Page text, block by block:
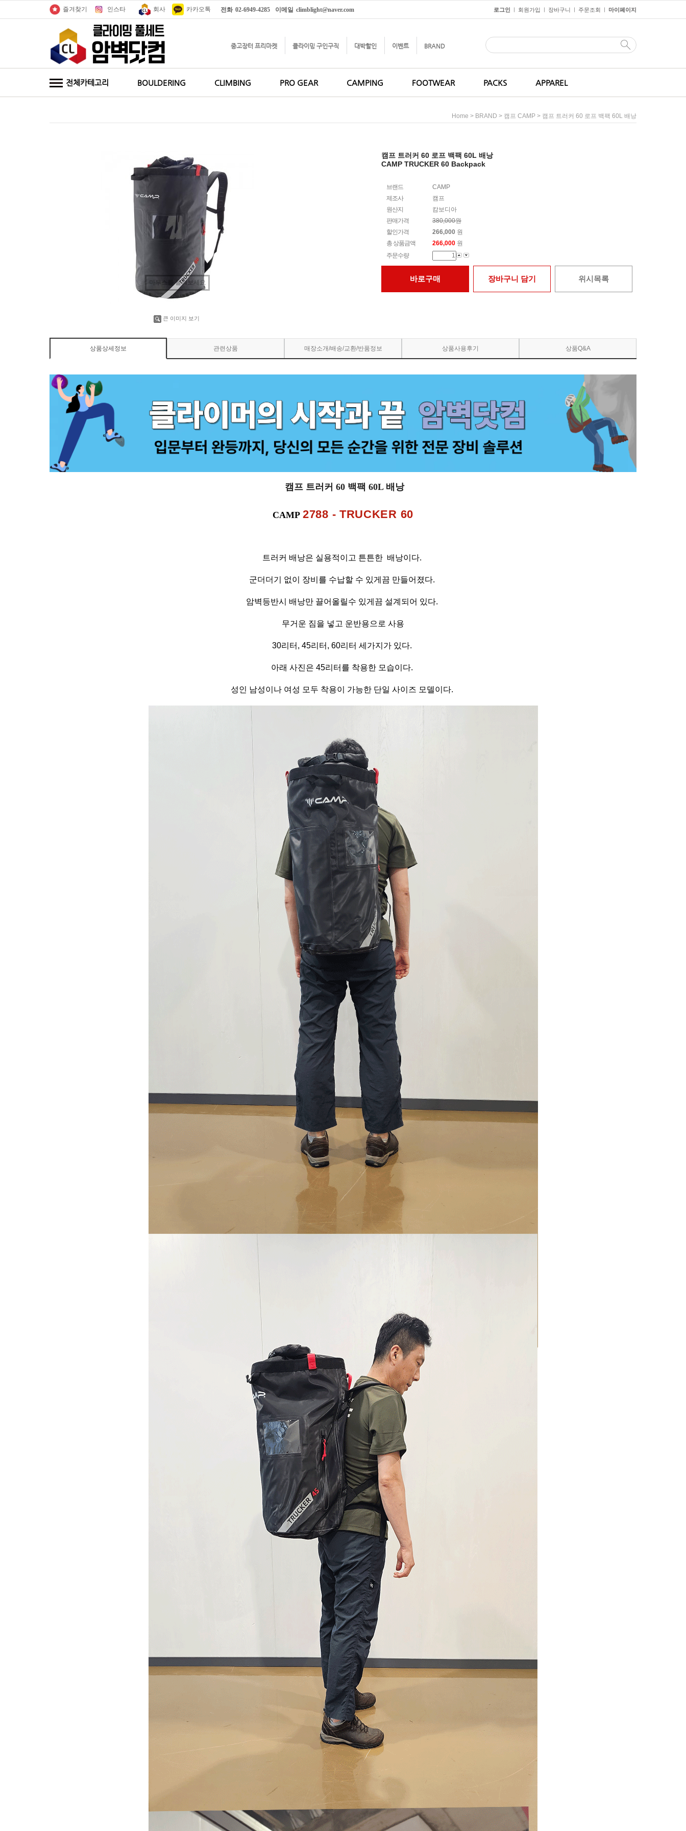
즐겨찾기 인스타 카카오톡
회사 전화 02-6949-4285 이메일 climblight@naver.com 로그인 ㅣ 회원가입 ㅣ 장바구니 ㅣ 주문조회 ㅣ 마이페이지
중고장터 프리마켓 클라이밍 구인구직 대박할인 이벤트 BRAND
전체카테고리 BOULDERING CLIMBING PRO GEAR CAMPING FOOTWEAR PACKS APPAREL
Home > BRAND > 캠프 CAMP > 캠프 트러커 60 로프 백팩 60L 배낭
마우스를 올려보세요
큰 이미지 보기
캠프 트러커 60 로프 백팩 60L 배낭
CAMP TRUCKER 60 Backpack
브랜드
CAMP
제조사
캠프
원산지
캄보디아
판매가격
380,000원
할인가격
266,000 원
총 상품금액
266,000 원
주문수량
바로구매 장바구니 담기 위시목록
상품상세정보 관련상품 매장소개/배송/교환/반품정보 상품사용후기 상품Q&A
캠프 트러커 60 백팩 60L 배낭
CAMP2788 - TRUCKER 60
트러커 배낭은 실용적이고 튼튼한 배낭이다.
군더더기 없이 장비를 수납할 수 있게끔 만들어졌다.
암벽등반시 배낭만 끌어올릴수 있게끔 설계되어 있다.
무거운 짐을 넣고 운반용으로 사용
30리터, 45리터, 60리터 세가지가 있다.
아래 사진은 45리터를 착용한 모습이다.
성인 남성이나 여성 모두 착용이 가능한 단일 사이즈 모델이다.